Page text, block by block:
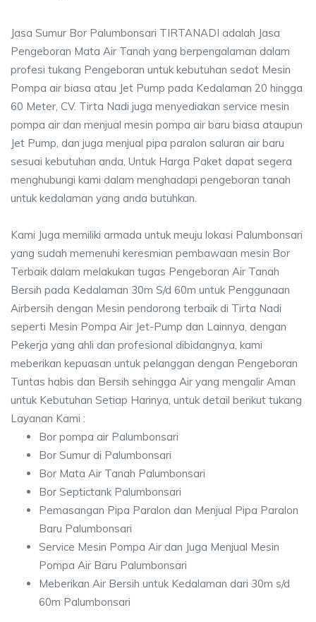
Jasa Sumur Bor Palumbonsari TIRTANADI adalah Jasa
Pengeboran Mata Air Tanah yang berpengalaman dalam
profesi tukang Pengeboran untuk kebutuhan sedot Mesin
Pompa air biasa atau Jet Pump pada Kedalaman 20 hingga
60 Meter, CV. Tirta Nadi juga menyediakan service mesin
pompa air dan menjual mesin pompa air baru biasa ataupun
Jet Pump, dan juga menjual pipa paralon saluran air baru
sesuai kebutuhan anda, Untuk Harga Paket dapat segera
menghubungi kami dalam menghadapi pengeboran tanah
untuk kedalaman yang anda butuhkan.
Kami Juga memiliki armada untuk meuju lokasi Palumbonsari
yang sudah memenuhi keresmian pembawaan mesin Bor
Terbaik dalam melakukan tugas Pengeboran Air Tanah
Bersih pada Kedalaman 30m S/d 60m untuk Penggunaan
Airbersih dengan Mesin pendorong terbaik di Tirta Nadi
seperti Mesin Pompa Air Jet-Pump dan Lainnya, dengan
Pekerja yang ahli dan profesional dibidangnya, kami
meberikan kepuasan untuk pelanggan dengan Pengeboran
Tuntas habis dan Bersih sehingga Air yang mengalir Aman
untuk Kebutuhan Setiap Harinya, untuk detail berikut tukang
Layanan Kami :
Bor pompa air Palumbonsari
Bor Sumur di Palumbonsari
Bor Mata Air Tanah Palumbonsari
Bor Septictank Palumbonsari
Pemasangan Pipa Paralon dan Menjual Pipa Paralon
Baru Palumbonsari
Service Mesin Pompa Air dan Juga Menjual Mesin
Pompa Air Baru Palumbonsari
Meberikan Air Bersih untuk Kedalaman dari 30m s/d
60m Palumbonsari